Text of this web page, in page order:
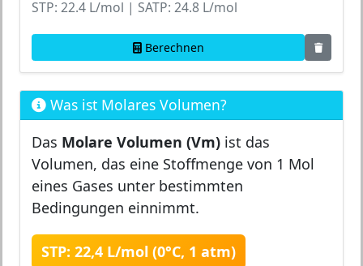
STP: 22.4 L/mol | SATP: 24.8 L/mol
Berechnen
Was ist Molares Volumen?
Das Molare Volumen (Vm) ist das
Volumen, das eine Stoffmenge von 1 Mol
eines Gases unter bestimmten
Bedingungen einnimmt.
STP: 22,4 L/mol (0°C, 1 atm)